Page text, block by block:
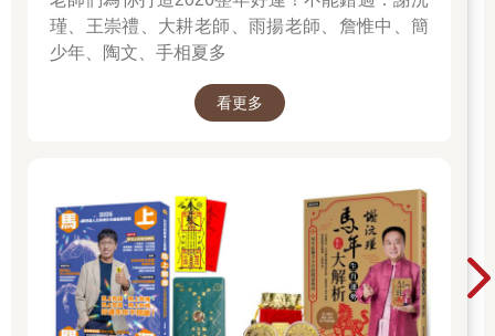
瑾、王崇禮、大耕老師、雨揚老師、詹惟中、簡
少年、陶文、手相夏多
看更多